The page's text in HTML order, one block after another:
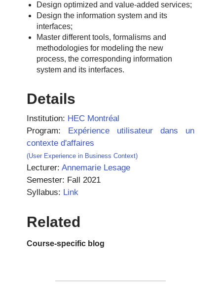
Design optimized and value-added services;
Design the information system and its
interfaces;
Master different tools, formalisms and
methodologies for modeling the new
process, the corresponding information
system and its interfaces.
Details
Institution: HEC Montréal
Program: Expérience utilisateur dans un
contexte d'affaires
(User Experience in Business Context)
Lecturer: Annemarie Lesage
Semester: Fall 2021
Syllabus: Link
Related
Course-specific blog